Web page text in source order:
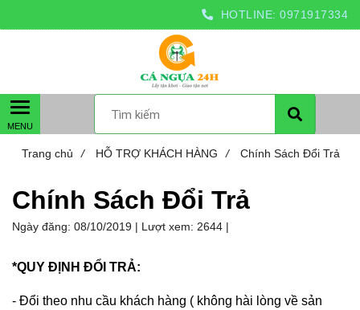
HOTLINE: 0971917334
Trang chủ / HỖ TRỢ KHÁCH HÀNG / Chính Sách Đổi Trả
Chính Sách Đổi Trả
Ngày đăng: 08/10/2019 | Lượt xem: 2644 |
*QUY ĐỊNH ĐỔI TRẢ:
- Đổi theo nhu cầu khách hàng ( không hài lòng về sản